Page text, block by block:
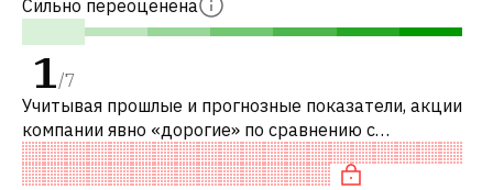
Сильно переоценена
1/7
Учитывая прошлые и прогнозные показатели, акции
компании явно «дорогие» по сравнению с
аналогичными компаниями. В частности, акция
компании переоценена по P/E, «дорогая»